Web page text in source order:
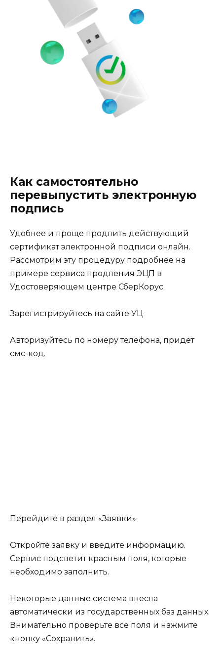
Как самостоятельно
перевыпустить электронную
подпись
Удобнее и проще продлить действующий
сертификат электронной подписи онлайн.
Рассмотрим эту процедуру подробнее на
примере сервиса продления ЭЦП в
Удостоверяющем центре СберКорус.
Зарегистрируйтесь на сайте УЦ
Авторизуйтесь по номеру телефона, придет
смс-код.
Перейдите в раздел «Заявки»
Откройте заявку и введите информацию.
Сервис подсветит красным поля, которые
необходимо заполнить.
Некоторые данные система внесла
автоматически из государственных баз данных.
Внимательно проверьте все поля и нажмите
кнопку «Сохранить».